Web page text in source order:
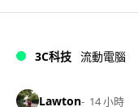
3C科技 流動電腦
Lawton 14 小時